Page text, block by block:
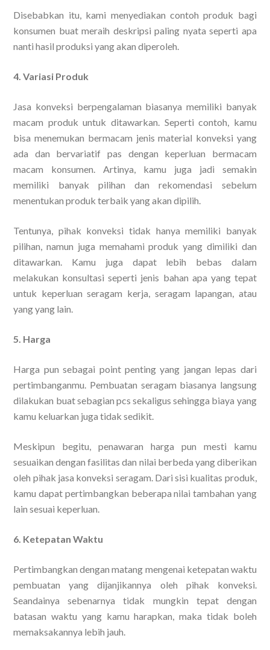
Disebabkan itu, kami menyediakan contoh produk bagi
konsumen buat meraih deskripsi paling nyata seperti apa
nanti hasil produksi yang akan diperoleh.
4. Variasi Produk
Jasa konveksi berpengalaman biasanya memiliki banyak
macam produk untuk ditawarkan. Seperti contoh, kamu
bisa menemukan bermacam jenis material konveksi yang
ada dan bervariatif pas dengan keperluan bermacam
macam konsumen. Artinya, kamu juga jadi semakin
memiliki banyak pilihan dan rekomendasi sebelum
menentukan produk terbaik yang akan dipilih.
Tentunya, pihak konveksi tidak hanya memiliki banyak
pilihan, namun juga memahami produk yang dimiliki dan
ditawarkan. Kamu juga dapat lebih bebas dalam
melakukan konsultasi seperti jenis bahan apa yang tepat
untuk keperluan seragam kerja, seragam lapangan, atau
yang yang lain.
5. Harga
Harga pun sebagai point penting yang jangan lepas dari
pertimbanganmu. Pembuatan seragam biasanya langsung
dilakukan buat sebagian pcs sekaligus sehingga biaya yang
kamu keluarkan juga tidak sedikit.
Meskipun begitu, penawaran harga pun mesti kamu
sesuaikan dengan fasilitas dan nilai berbeda yang diberikan
oleh pihak jasa konveksi seragam. Dari sisi kualitas produk,
kamu dapat pertimbangkan beberapa nilai tambahan yang
lain sesuai keperluan.
6. Ketepatan Waktu
Pertimbangkan dengan matang mengenai ketepatan waktu
pembuatan yang dijanjikannya oleh pihak konveksi.
Seandainya sebenarnya tidak mungkin tepat dengan
batasan waktu yang kamu harapkan, maka tidak boleh
memaksakannya lebih jauh.